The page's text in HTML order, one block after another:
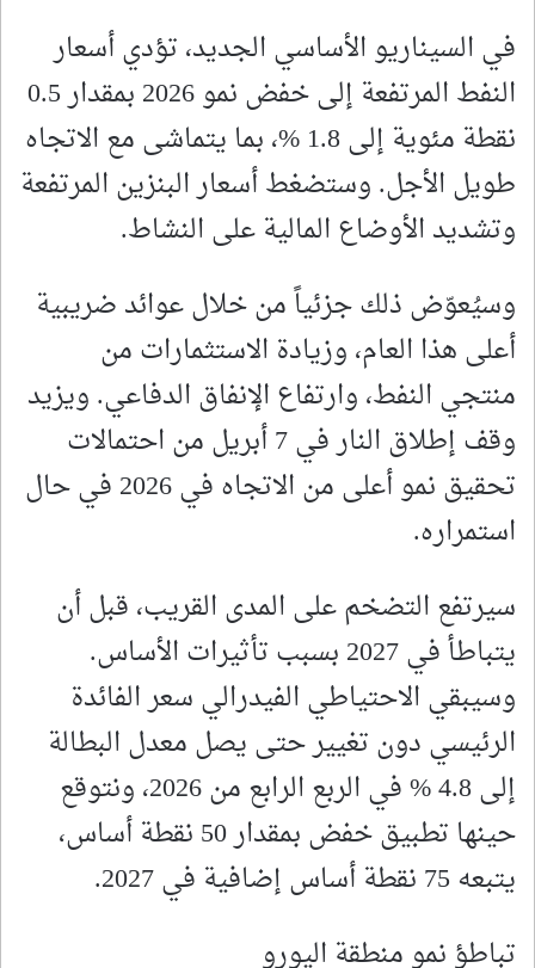
في السيناريو الأساسي الجديد، تؤدي أسعار
النفط المرتفعة إلى خفض نمو 2026 بمقدار 0.5
نقطة مئوية إلى 1.8 %، بما يتماشى مع الاتجاه
طويل الأجل. وستضغط أسعار البنزين المرتفعة
وتشديد الأوضاع المالية على النشاط.
وسيُعوّض ذلك جزئياً من خلال عوائد ضريبية
أعلى هذا العام، وزيادة الاستثمارات من
منتجي النفط، وارتفاع الإنفاق الدفاعي. ويزيد
وقف إطلاق النار في 7 أبريل من احتمالات
تحقيق نمو أعلى من الاتجاه في 2026 في حال
استمراره.
سيرتفع التضخم على المدى القريب، قبل أن
يتباطأ في 2027 بسبب تأثيرات الأساس.
وسيبقي الاحتياطي الفيدرالي سعر الفائدة
الرئيسي دون تغيير حتى يصل معدل البطالة
إلى 4.8 % في الربع الرابع من 2026، ونتوقع
حينها تطبيق خفض بمقدار 50 نقطة أساس،
يتبعه 75 نقطة أساس إضافية في 2027.
تباطؤ نمو منطقة اليورو